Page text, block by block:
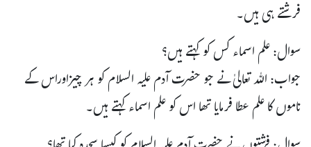
فرشتے ہی ہیں۔
سوال: علم اسماء کس کو کہتے ہیں؟
جواب: اللہ تعالیٰ نے جو حضرت آدم علیہ السلام کو ہر چیزاوراس کے
ناموں کا علم عطا فرمایا تھا اس کو علم اسماء کہتے ہیں۔